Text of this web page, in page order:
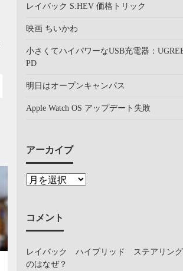
レイバック S:HEV 価格トリック
映画 ちいかわ
小さくてハイパワーなUSB充電器：
PD
明日はオープンキャンパス
Apple Watch OS アップデート失敗
アーカイブ
コメント
レイバック ハイブリッド ステアリング
のはなぜ？